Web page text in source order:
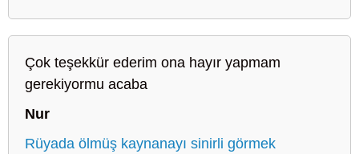
Çok teşekkür ederim ona hayır yapmam
gerekiyormu acaba
Nur
Rüyada ölmüş kaynanayı sinirli görmek